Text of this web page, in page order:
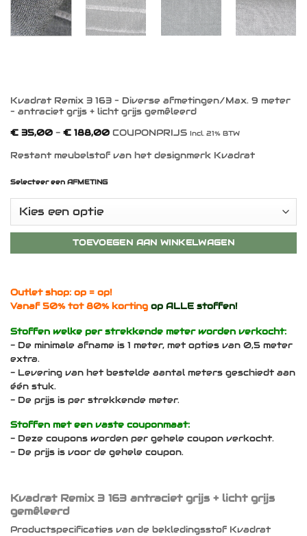
Kvadrat Remix 3 163 – Diverse afmetingen/Max. 9 meter
– antraciet grijs + licht grijs gemêleerd
€ 35,00 - € 188,00Prijsklasse:
€ 188,00
COUPONPRIJS Incl. 21% BTW
Restant meubelstof van het designmerk Kvadrat
Selecteer een AFMETING
TOEVOEGEN AAN WINKELWAGEN
Outlet shop: op = op!
Vanaf 50% tot 80% korting op ALLE stoffen!
Stoffen welke per strekkende meter worden verkocht:
- De minimale afname is 1 meter, met opties van 0,5 meter
extra.
- Levering van het bestelde aantal meters geschiedt aan
één stuk.
- De prijs is per strekkende meter.
Stoffen met een vaste couponmaat:
- Deze coupons worden per gehele coupon verkocht.
- De prijs is voor de gehele coupon.
Kvadrat Remix 3 163 antraciet grijs + licht grijs
gemêleerd
Productspecificaties van de bekledingsstof Kvadrat